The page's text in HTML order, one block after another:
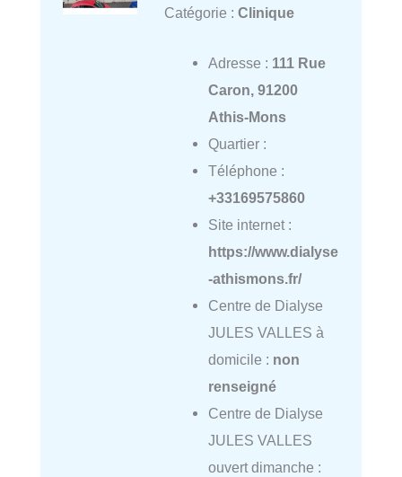
Catégorie : Clinique
Adresse : 111 Rue
Caron, 91200
Athis-Mons
Quartier :
Téléphone :
+33169575860
Site internet :
https://www.dialyse
-athismons.fr/
Centre de Dialyse
JULES VALLES à
domicile : non
renseigné
Centre de Dialyse
JULES VALLES
ouvert dimanche :